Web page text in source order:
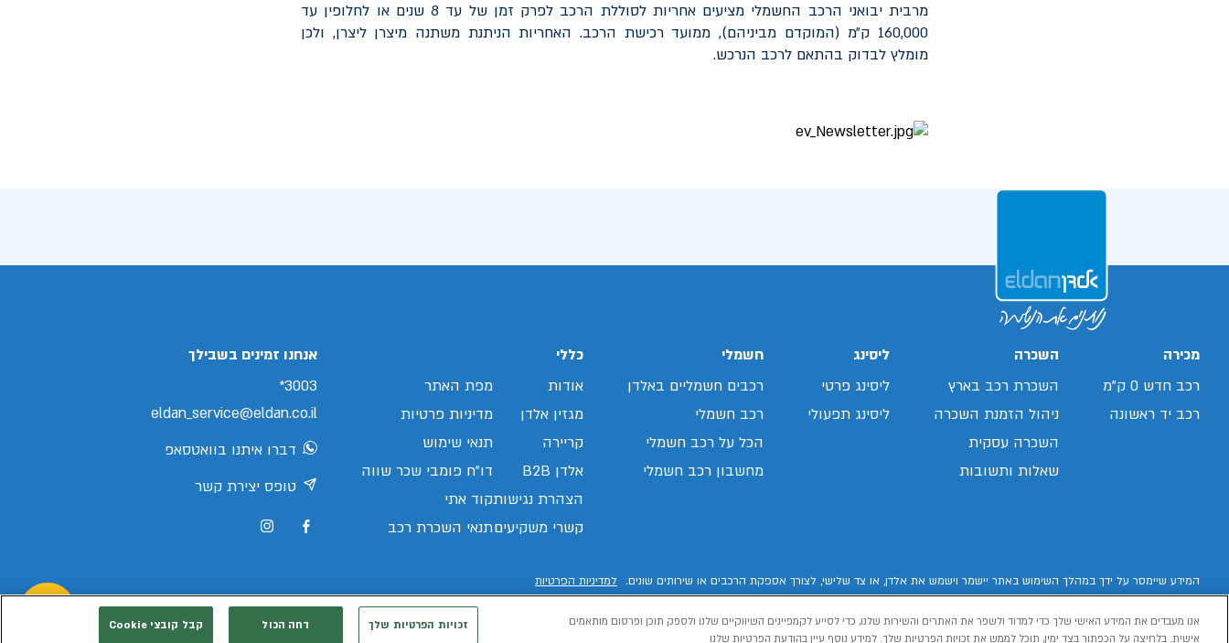
מרבית יבואני הרכב החשמלי מציעים אחריות לסוללת הרכב לפרק זמן של עד 8 שנים או לחלופין עד
160,000 ק״מ (המוקדם מביניהם), ממועד רכישת הרכב. האחריות הניתנת משתנה מיצרן ליצרן, ולכן
מומלץ לבדוק בהתאם לרכב הנרכש.
מכירה
רכב חדש 0 ק"מ
רכב יד ראשונה
השכרה
השכרת רכב בארץ
ניהול הזמנת השכרה
השכרה עסקית
שאלות ותשובות
ליסינג
ליסינג פרטי
ליסינג תפעולי
חשמלי
רכבים חשמליים באלדן
רכב חשמלי
הכל על רכב חשמלי
מחשבון רכב חשמלי
כללי
אודות
מגזין אלדן
קריירה
אלדן B2B
הצהרת נגישות
קשרי משקיעים
מפת האתר
מדיניות פרטיות
תנאי שימוש
דו"ח פומבי שכר שווה
קוד אתי
תנאי השכרת רכב
אנחנו זמינים בשבילך
3003*
eldan_service@eldan.co.il
דברו איתנו בוואטסאפ
טופס יצירת קשר
המידע שיימסר על ידך במהלך השימוש באתר יישמר וישמש את אלדן, או צד שלישי, לצורך אספקת הרכבים או שירותים שונים. למדיניות הפרטיות
אנו מעבדים את המידע האישי שלך כדי למדוד ולשפר את האתרים והשירות שלנו, כדי לסייע לקמפיינים השיווקיים שלנו ולספק תוכן ופרסום מותאמים
אישית. בלחיצה על הכפתור בצד ימין, תוכל לממש את זכויות הפרטיות שלך. למידע נוסף עיין בהודעת הפרטיות שלנו
זכויות הפרטיות שלך דחה הכול קבל קובצי Cookie